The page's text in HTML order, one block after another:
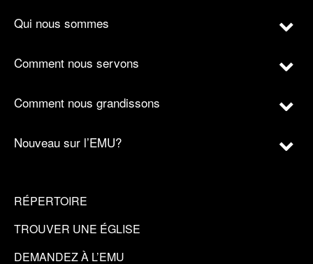
Qui nous sommes
Comment nous servons
Comment nous grandissons
Nouveau sur l’EMU?
RÉPERTOIRE
TROUVER UNE ÉGLISE
DEMANDEZ À L’EMU